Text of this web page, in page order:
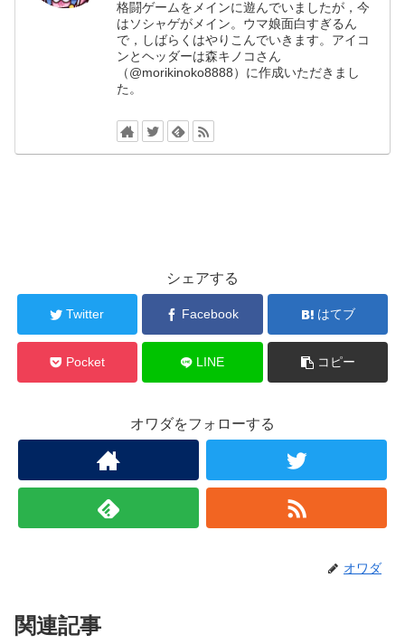
格闘ゲームをメインに遊んでいましたが，今
はソシャゲがメイン。ウマ娘面白すぎるん
で，しばらくはやりこんでいきます。アイコ
ンとヘッダーは森キノコさん
（@morikinoko8888）に作成いただきまし
た。
シェアする
Twitter Facebook はてブ
Pocket LINE コピー
オワダをフォローする
オワダ
関連記事